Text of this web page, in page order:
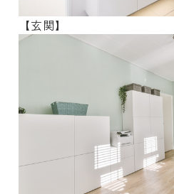
【玄関】